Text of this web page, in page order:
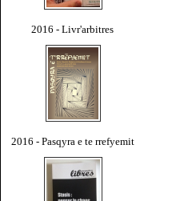
2016 - Livr'arbitres
2016 - Pasqyra e te rrefyemit